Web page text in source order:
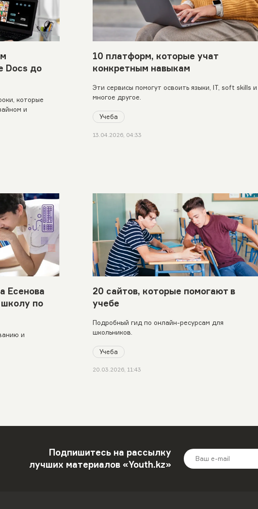
Docs до
которые
и
10 платформ, которые учат
конкретным навыкам
Эти сервисы помогут освоить языки, IT, soft skills и
многое другое.
Учеба
13.04.2026, 04:33
Есенова
по
и
20 сайтов, которые помогают в
учебе
Подробный гид по онлайн-ресурсам для
школьников.
Учеба
20.03.2026, 11:43
Подпишитесь на рассылку
лучших материалов «Youth.kz»